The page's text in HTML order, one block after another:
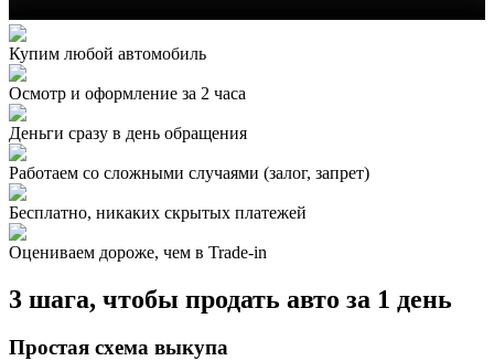
Купим любой автомобиль
Осмотр и оформление за 2 часа
Деньги сразу в день обращения
Работаем со сложными случаями (залог, запрет)
Бесплатно, никаких скрытых платежей
Оцениваем дороже, чем в Trade‑in
3 шага, чтобы продать авто за 1 день
Простая схема выкупа